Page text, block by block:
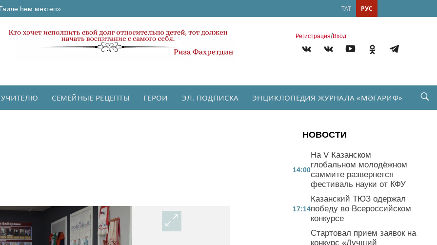
һәм мәктәп» РУС
ТАТ
Регистрация/Вход
СЕМЕЙНЫЕ РЕЦЕПТЫ ГЕРОИ ЭЛ. ПОДПИСКА ЭНЦИКЛОПЕДИЯ ЖУРНАЛА «МӘГАРИФ»
НОВОСТИ
14:00
На V Казанском
глобальном молодёжном
саммите развернется
фестиваль науки от КФУ
17:14
Казанский ТЮЗ одержал
победу во Всероссийском
конкурсе
Стартовал прием заявок на
конкурс «Лучший